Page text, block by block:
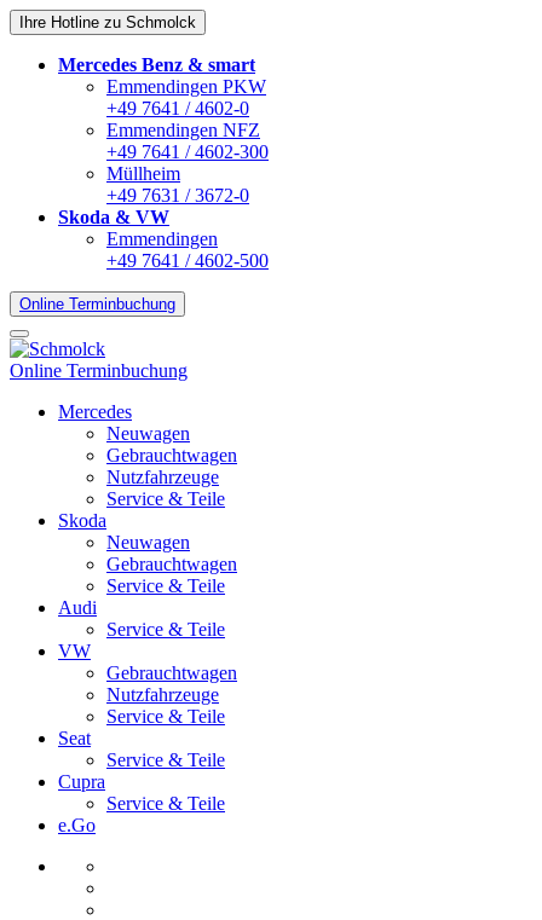
Ihre Hotline zu Schmolck
Mercedes Benz & smart
Emmendingen PKW
+49 7641 / 4602-0
Emmendingen NFZ
+49 7641 / 4602-300
Müllheim
+49 7631 / 3672-0
Skoda & VW
Emmendingen
+49 7641 / 4602-500
Online Terminbuchung
Online Terminbuchung
Mercedes
Neuwagen
Gebrauchtwagen
Nutzfahrzeuge
Service & Teile
Skoda
Neuwagen
Gebrauchtwagen
Service & Teile
Audi
Service & Teile
VW
Gebrauchtwagen
Nutzfahrzeuge
Service & Teile
Seat
Service & Teile
Cupra
Service & Teile
e.Go